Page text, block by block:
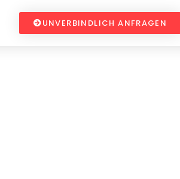
UNVERBINDLICH ANFRAGEN